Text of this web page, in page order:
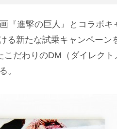
『進撃の巨人』とコラボキ
る新たな試乗キャンペーン
こだわりのDM（ダイレク
。